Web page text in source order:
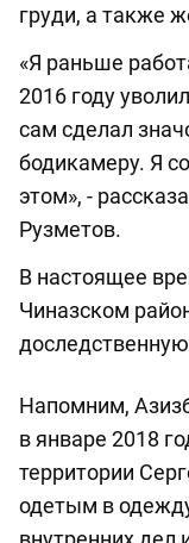
груди, а также
«Я раньше
2016 году
сам сделал
бодикамеру. Я
этом», -
Рузметов.
В настоящее
Чиназском
Напомним,
в январе 2018
территории
одетым в